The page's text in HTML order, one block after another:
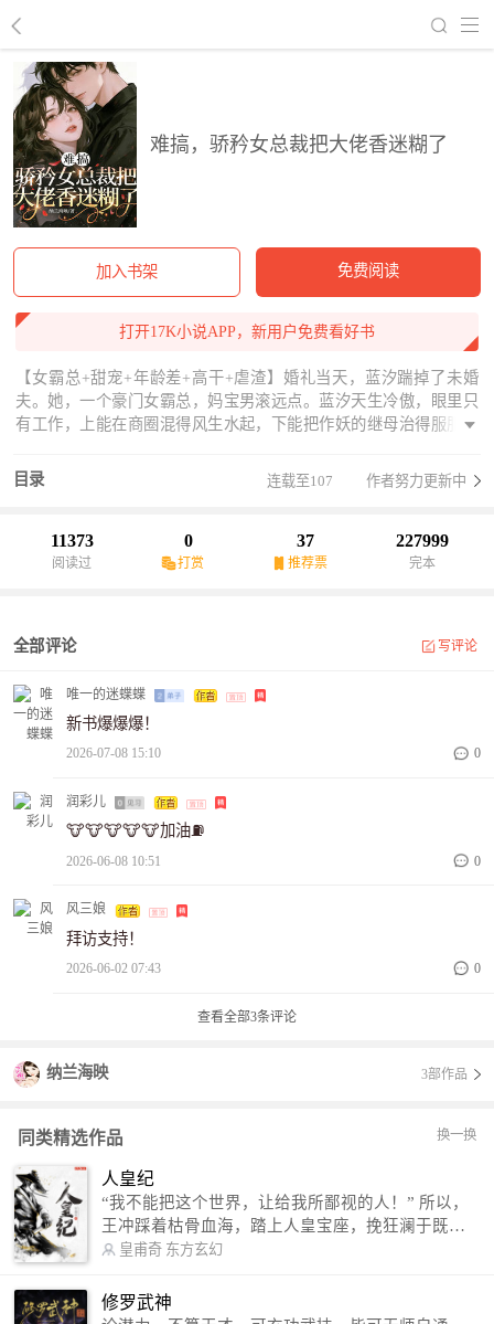
难搞，骄矜女总裁把大佬香迷糊了
加入书架 免费阅读
打开17K小说APP，新用户免费看好书
【女霸总+甜宠+年龄差+高干+虐渣】婚礼当天，蓝汐踹掉了未婚
夫。她，一个豪门女霸总，妈宝男滚远点。蓝汐天生冷傲，眼里只
有工作，上能在商圈混得风生水起，下能把作妖的继母治得服服帖
纪明烨：你要城郊那块地？蓝汐：不用你出手，我自己可以。纪明
烨：你要那公司的股份？蓝汐：不用你出手，我自己可以。纪明
目录 连载至107 作者努力更新中
11373
阅读过
0
打赏
37
推荐票
227999
完本
全部评论 写评论
唯一的迷蝶蝶
新书爆爆爆！
2026-07-08 15:10 0
润彩儿
🐮🐮🐮🐮🐮加油⛽
2026-06-08 10:51 0
风三娘
拜访支持！
2026-06-02 07:43 0
查看全部3条评论
纳兰海映 3部作品
同类精选作品 换一换
人皇纪
“我不能把这个世界，让给我所鄙视的人！” 所以，
王冲踩着枯骨血海，踏上人皇宝座，挽狂澜于既
倒，扶大厦之将倾，成就了一段无上的传说！ 微信
微博：皇甫奇（地址：http://weibo.com/u/25284575
87） QQ交流群：320238210【普通群】 574501330
皇甫奇 东方玄幻
修罗武神